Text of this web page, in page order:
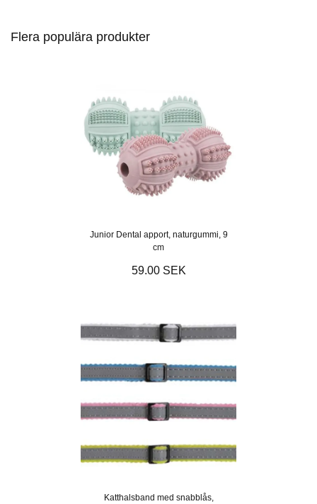
Flera populära produkter
Junior Dental apport, naturgummi, 9
cm
59.00 SEK
Katthalsband med snabblås,